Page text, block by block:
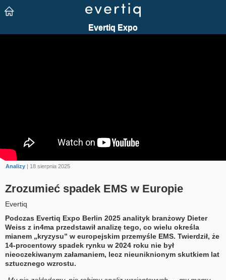
Analizy | 18 sierpnia 2025
Zrozumieć spadek EMS w Europie
Evertiq
Podczas Evertiq Expo Berlin 2025 analityk branżowy Dieter
Weiss z in4ma przedstawił analizę tego, co wielu określa
mianem „kryzysu” w europejskim przemyśle EMS. Twierdził, że
14-procentowy spadek rynku w 2024 roku nie był
nieoczekiwanym załamaniem, lecz nieuniknionym skutkiem lat
sztucznego wzrostu.